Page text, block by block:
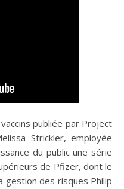
publiée par Project
Strickler, employée
du public une série
de Pfizer, dont le
des risques Philip